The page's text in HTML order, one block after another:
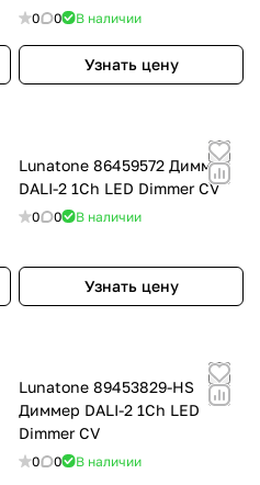
0 0 В наличии
Узнать цену
Lunatone 86459572 Диммер
DALI-2 1Ch LED Dimmer CV
0 0 В наличии
Узнать цену
Lunatone 89453829-HS
Диммер DALI-2 1Ch LED
Dimmer CV
0 0 В наличии